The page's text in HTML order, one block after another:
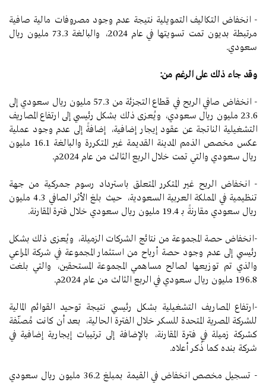
- انخفاض التكاليف التمويلية نتيجة عدم وجود مصروفات مالية صافية
مرتبطة بديون تمت تسويتها في عام 2024، والبالغة 73.3 مليون ريال
سعودي.
وقد جاء ذلك على الرغم من:
- انخفاض صافي الربح في قطاع التجزئة من 57.3 مليون ريال سعودي إلى
23.6 مليون ريال سعودي، ويُعزى ذلك بشكل رئيسي إلى ارتفاع المصاريف
التشغيلية الناتجة عن عقود إيجار إضافية، إضافةً إلى عدم وجود عملية
عكس مخصص الذمم المدينة القديمة غير المتكررة والبالغة 16.1 مليون
ريال سعودي والتي تمت خلال الربع الثالث من عام 2024م.
- انخفاض الربح غير المتكرر المتعلق باسترداد رسوم جمركية من جهة
تنظيمية في المملكة العربية السعودية، حيث بلغ الأثر الصافي 4.3 مليون
ريال سعودي مقارنةً بـ 19.4 مليون ريال سعودي خلال فترة المقارنة.
-انخفاض حصة المجموعة من نتائج الشركات الزميلة، ويُعزى ذلك بشكل
رئيسي إلى عدم وجود حصة أرباح من استثمار المجموعة في شركة المراعي
والذي تم توزيعها لصالح مساهمي المجموعة المستحقين، والتي بلغت
196.8 مليون ريال سعودي في الربع الثالث من عام 2024م.
-ارتفاع المصاريف التشغيلية بشكل رئيسي نتيجة توحيد القوائم المالية
للشركة المصرية المتحدة للسكر خلال الفترة الحالية، بعد أن كانت مُصنّفة
كشركة زميلة في فترة المقارنة، بالإضافة إلى ترتيبات إيجارية إضافية في
شركة بنده كما ذُكر أعلاه.
- تسجيل مخصص انخفاض في القيمة بمبلغ 36.2 مليون ريال سعودي